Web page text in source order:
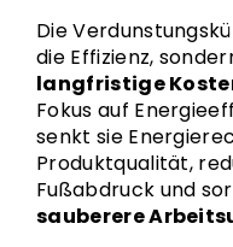
Die
die Effizienz,
langfristige
Fokus auf
senkt sie
Produktqualität,
Fußabdruck und
sauberere